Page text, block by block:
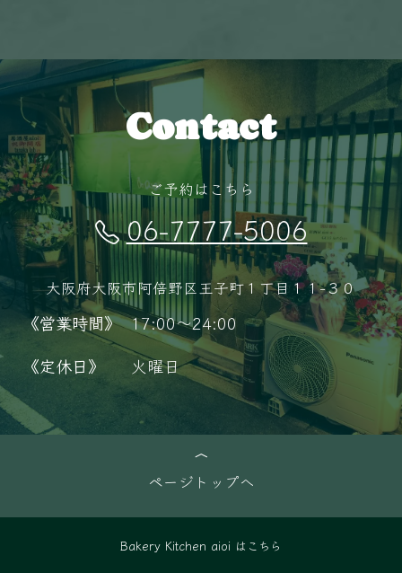
Contact
ご予約はこちら
06-7777-5006
大阪府大阪市阿倍野区王子町１丁目１１−３０
《営業時間》 17:00～24:00
《定休日》
火曜日
ページトップへ
Bakery Kitchen aioi はこちら